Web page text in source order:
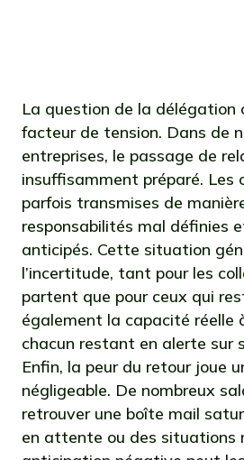
La question de la délégation
facteur de tension. Dans de
entreprises, le passage de
insuffisamment préparé. Les
parfois transmises de
responsabilités mal définies
anticipés. Cette situation
l’incertitude, tant pour les
partent que pour ceux qui
également la capacité réelle
chacun restant en alerte sur
Enfin, la peur du retour joue
négligeable. De nombreux
retrouver une boîte mail
en attente ou des situations